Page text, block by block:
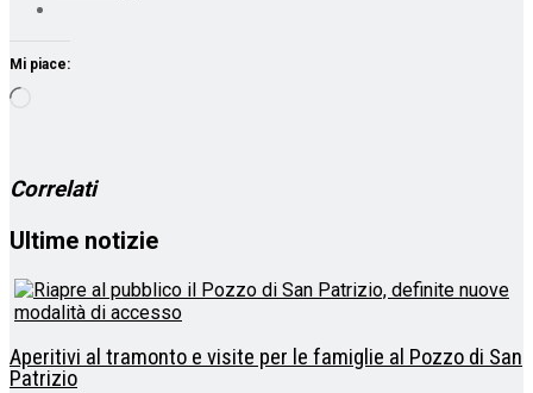
Mi piace:
Correlati
Ultime notizie
Aperitivi al tramonto e visite per le famiglie al Pozzo di San
Patrizio